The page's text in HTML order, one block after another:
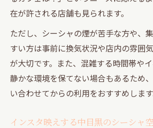
在が許される店舗も見られます。
ただし、シーシャの煙が苦手な方や、
すい方は事前に換気状況や店内の雰囲
が大切です。また、混雑する時間帯や
静かな環境を保てない場合もあるため
い合わせてからの利用をおすすめします
インスタ映えする中目黒のシーシャ